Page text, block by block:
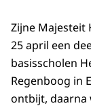
Zijne Majesteit
25 april een
basisscholen
Regenboog in
ontbijt, daarna